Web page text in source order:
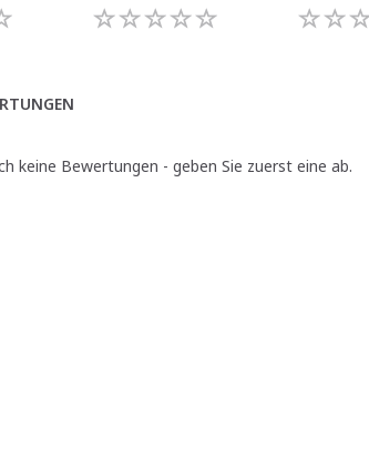
keine Bewertungen - geben Sie zuerst eine ab.